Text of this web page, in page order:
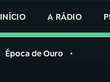
INÍCIO
A RÁDIO
Época de Ouro